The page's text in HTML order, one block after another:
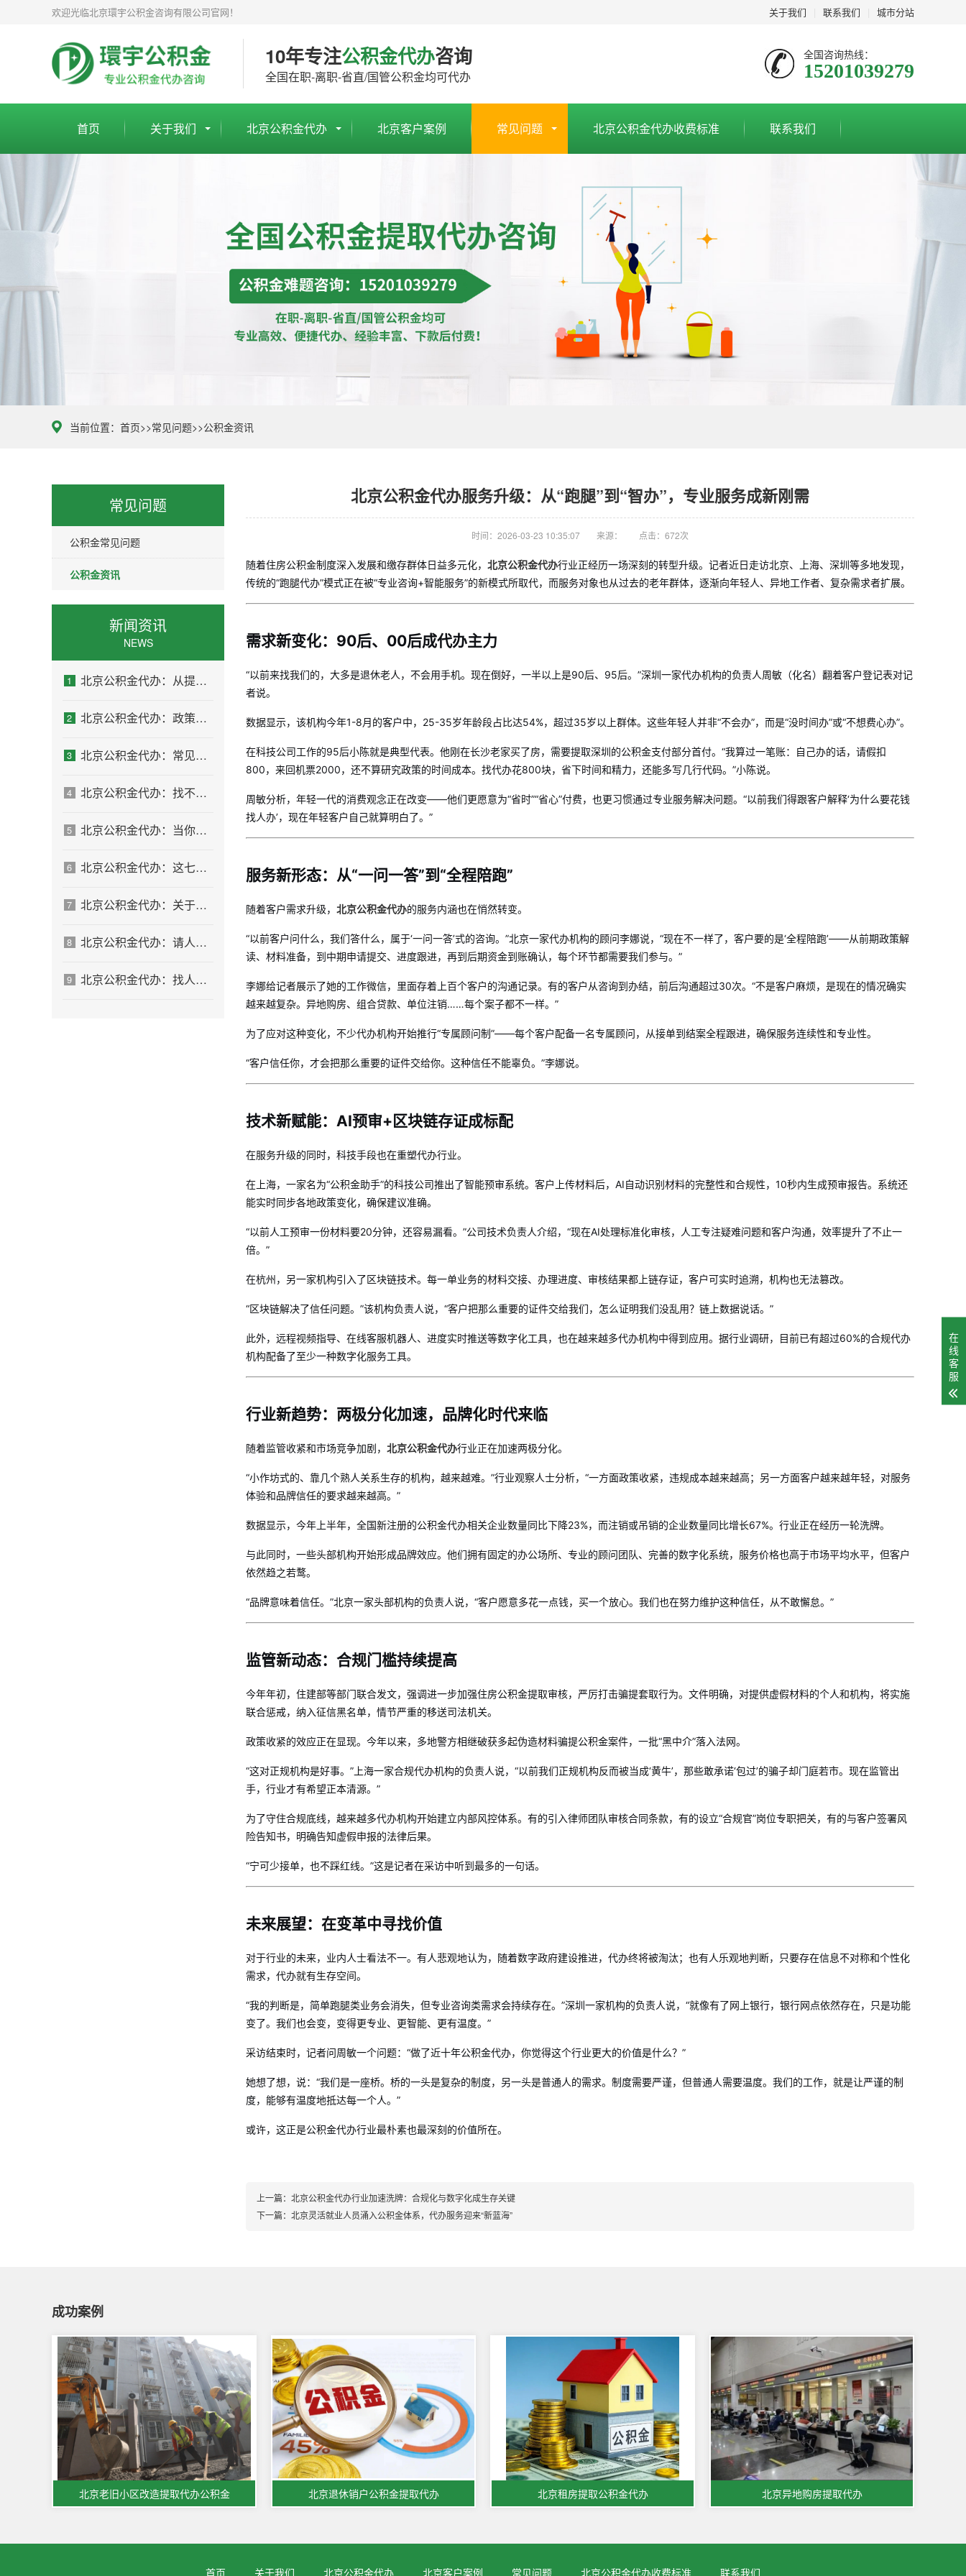
关于我们 联系我们 城市分站
欢迎光临北京環宇公积金咨询有限公司官网！
10年专注公积金代办咨询
全国在职-离职-省直/国管公积金均可代办
全国咨询热线：
15201039279
首页 关于我们 北京公积金代办 北京客户案例 常见问题 北京公积金代办收费标准 联系我们
当前位置： 首页>>常见问题>>公积金资讯
常见问题
公积金常见问题
公积金资讯
新闻资讯
NEWS
1 北京公积金代办：从提问方式就能看出你是否需要帮助
2 北京公积金代办：政策一直在变，你需要有人帮你盯着
3 北京公积金代办：常见误区
4 北京公积金代办：找不找代办的最终判断标准
5 北京公积金代办：当你犹豫要不要找人时，先看自己符合这几点吗
6 北京公积金代办：这七种情况，你真的不用找代办
7 北京公积金代办：关于找代办这件事的常见疑问，一次性说清楚
8 北京公积金代办：请人办之前，自己先做这几步
9 北京公积金代办：找人办不是放弃，是换一种方式解决
北京公积金代办服务升级：从“跑腿”到“智办”，专业服务成新刚需
时间：2026-03-23 10:35:07 来源： 点击：672次
随着住房公积金制度深入发展和缴存群体日益多元化， 北京公积金代办行业正经历一场深刻的转型升级。记者近日走访北京、上海、深圳等多地发现，
传统的“跑腿代办”模式正在被“专业咨询+智能服务”的新模式所取代，而服务对象也从过去的老年群体，逐渐向年轻人、异地工作者、复杂需求者扩展。
需求新变化：90后、00后成代办主力
“以前来找我们的，大多是退休老人，不会用手机。现在倒好，一半以上是90后、95后。”深圳一家代办机构的负责人周敏（化名）翻着客户登记表对记
者说。
数据显示，该机构今年1-8月的客户中，25-35岁年龄段占比达54%，超过35岁以上群体。这些年轻人并非“不会办”，而是“没时间办”或“不想费心办”。
在科技公司工作的95后小陈就是典型代表。他刚在长沙老家买了房，需要提取深圳的公积金支付部分首付。“我算过一笔账：自己办的话，请假扣
800，来回机票2000，还不算研究政策的时间成本。找代办花800块，省下时间和精力，还能多写几行代码。”小陈说。
周敏分析，年轻一代的消费观念正在改变——他们更愿意为“省时”“省心”付费，也更习惯通过专业服务解决问题。“以前我们得跟客户解释‘为什么要花钱
找人办’，现在年轻客户自己就算明白了。”
服务新形态：从“一问一答”到“全程陪跑”
随着客户需求升级， 北京公积金代办的服务内涵也在悄然转变。
“以前客户问什么，我们答什么，属于‘一问一答’式的咨询。”北京一家代办机构的顾问李娜说，“现在不一样了，客户要的是‘全程陪跑’——从前期政策解
读、材料准备，到中期申请提交、进度跟进，再到后期资金到账确认，每个环节都需要我们参与。”
李娜给记者展示了她的工作微信，里面存着上百个客户的沟通记录。有的客户从咨询到办结，前后沟通超过30次。“不是客户麻烦，是现在的情况确实
越来越复杂。异地购房、组合贷款、单位注销……每个案子都不一样。”
为了应对这种变化，不少代办机构开始推行“专属顾问制”——每个客户配备一名专属顾问，从接单到结案全程跟进，确保服务连续性和专业性。
“客户信任你，才会把那么重要的证件交给你。这种信任不能辜负。”李娜说。
技术新赋能：AI预审+区块链存证成标配
在服务升级的同时，科技手段也在重塑代办行业。
在上海，一家名为“公积金助手”的科技公司推出了智能预审系统。客户上传材料后，AI自动识别材料的完整性和合规性，10秒内生成预审报告。系统还
能实时同步各地政策变化，确保建议准确。
“以前人工预审一份材料要20分钟，还容易漏看。”公司技术负责人介绍，“现在AI处理标准化审核，人工专注疑难问题和客户沟通，效率提升了不止一
倍。”
在杭州，另一家机构引入了区块链技术。每一单业务的材料交接、办理进度、审核结果都上链存证，客户可实时追溯，机构也无法篡改。
“区块链解决了信任问题。”该机构负责人说，“客户把那么重要的证件交给我们，怎么证明我们没乱用？链上数据说话。”
此外，远程视频指导、在线客服机器人、进度实时推送等数字化工具，也在越来越多代办机构中得到应用。据行业调研，目前已有超过60%的合规代办
机构配备了至少一种数字化服务工具。
行业新趋势：两极分化加速，品牌化时代来临
随着监管收紧和市场竞争加剧， 北京公积金代办行业正在加速两极分化。
“小作坊式的、靠几个熟人关系生存的机构，越来越难。”行业观察人士分析，“一方面政策收紧，违规成本越来越高；另一方面客户越来越年轻，对服务
体验和品牌信任的要求越来越高。”
数据显示，今年上半年，全国新注册的公积金代办相关企业数量同比下降23%，而注销或吊销的企业数量同比增长67%。行业正在经历一轮洗牌。
与此同时，一些头部机构开始形成品牌效应。他们拥有固定的办公场所、专业的顾问团队、完善的数字化系统，服务价格也高于市场平均水平，但客户
依然趋之若鹜。
“品牌意味着信任。”北京一家头部机构的负责人说，“客户愿意多花一点钱，买一个放心。我们也在努力维护这种信任，从不敢懈怠。”
监管新动态：合规门槛持续提高
今年年初，住建部等部门联合发文，强调进一步加强住房公积金提取审核，严厉打击骗提套取行为。文件明确，对提供虚假材料的个人和机构，将实施
联合惩戒，纳入征信黑名单，情节严重的移送司法机关。
政策收紧的效应正在显现。今年以来，多地警方相继破获多起伪造材料骗提公积金案件，一批“黑中介”落入法网。
“这对正规机构是好事。”上海一家合规代办机构的负责人说，“以前我们正规机构反而被当成‘黄牛’，那些敢承诺‘包过’的骗子却门庭若市。现在监管出
手，行业才有希望正本清源。”
为了守住合规底线，越来越多代办机构开始建立内部风控体系。有的引入律师团队审核合同条款，有的设立“合规官”岗位专职把关，有的与客户签署风
险告知书，明确告知虚假申报的法律后果。
“宁可少接单，也不踩红线。”这是记者在采访中听到最多的一句话。
未来展望：在变革中寻找价值
对于行业的未来，业内人士看法不一。有人悲观地认为，随着数字政府建设推进，代办终将被淘汰；也有人乐观地判断，只要存在信息不对称和个性化
需求，代办就有生存空间。
“我的判断是，简单跑腿类业务会消失，但专业咨询类需求会持续存在。”深圳一家机构的负责人说，“就像有了网上银行，银行网点依然存在，只是功能
变了。我们也会变，变得更专业、更智能、更有温度。”
采访结束时，记者问周敏一个问题：“做了近十年公积金代办，你觉得这个行业更大的价值是什么？”
她想了想，说：“我们是一座桥。桥的一头是复杂的制度，另一头是普通人的需求。制度需要严谨，但普通人需要温度。我们的工作，就是让严谨的制
度，能够有温度地抵达每一个人。”
或许，这正是公积金代办行业最朴素也最深刻的价值所在。
上一篇： 北京公积金代办行业加速洗牌：合规化与数字化成生存关键
下一篇： 北京灵活就业人员涌入公积金体系，代办服务迎来“新蓝海”
成功案例
北京老旧小区改造提取代办公积金 北京退休销户公积金提取代办 北京租房提取公积金代办 北京异地购房提取代办
首页 关于我们 北京公积金代办 北京客户案例 常见问题 北京公积金代办收费标准 联系我们
在
线
客
服